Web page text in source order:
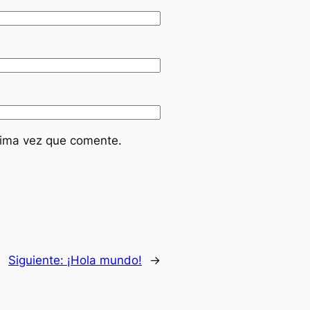
vez que comente.
Siguiente: ¡Hola mundo! →